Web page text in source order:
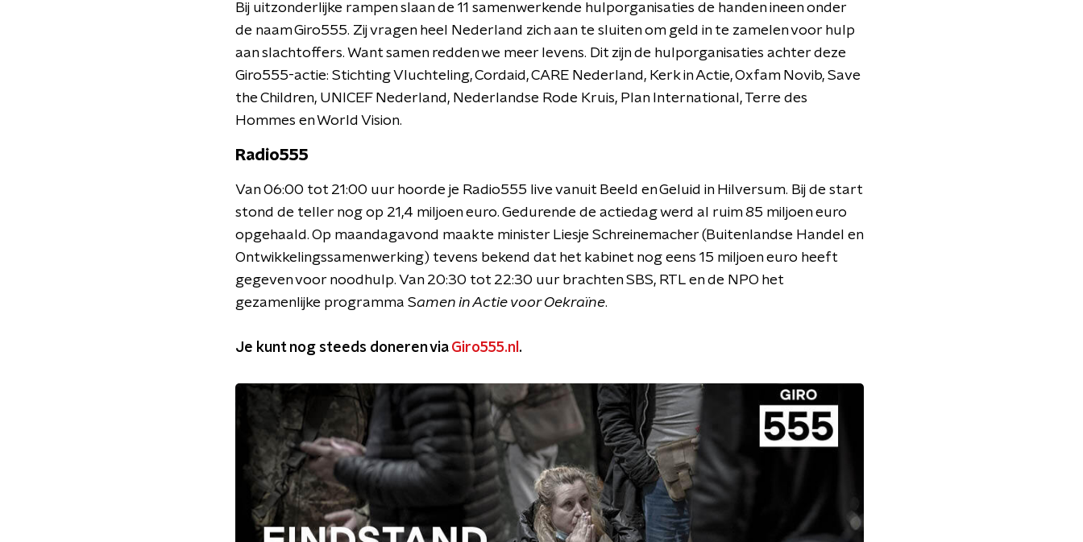
Bij uitzonderlijke rampen slaan de 11 samenwerkende hulporganisaties de handen ineen onder
de naam Giro555. Zij vragen heel Nederland zich aan te sluiten om geld in te zamelen voor hulp
aan slachtoffers. Want samen redden we meer levens. Dit zijn de hulporganisaties achter deze
Giro555-actie: Stichting Vluchteling, Cordaid, CARE Nederland, Kerk in Actie, Oxfam Novib, Save
the Children, UNICEF Nederland, Nederlandse Rode Kruis, Plan International, Terre des
Hommes en World Vision.
Radio555
Van 06:00 tot 21:00 uur hoorde je Radio555 live vanuit Beeld en Geluid in Hilversum. Bij de start
stond de teller nog op 21,4 miljoen euro. Gedurende de actiedag werd al ruim 85 miljoen euro
opgehaald. Op maandagavond maakte minister Liesje Schreinemacher (Buitenlandse Handel en
Ontwikkelingssamenwerking) tevens bekend dat het kabinet nog eens 15 miljoen euro heeft
gegeven voor noodhulp. Van 20:30 tot 22:30 uur brachten SBS, RTL en de NPO het
gezamenlijke programma Samen in Actie voor Oekraïne.
Je kunt nog steeds doneren via Giro555.nl .